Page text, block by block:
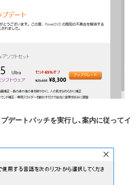
デートパッチを実行し、案内に従ってイ